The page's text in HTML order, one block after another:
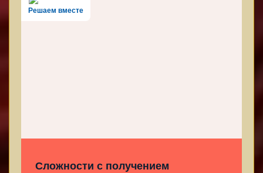
Решаем вместе
Сложности с получением